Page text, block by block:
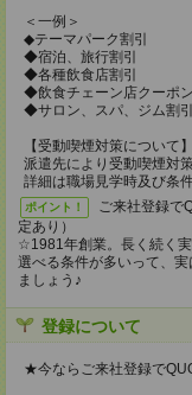
＜一例＞
◆テーマパーク割引
◆宿泊、旅行割引
◆各種飲食店割引
◆飲食チェーン店クーポン
◆サロン、スパ、ジム割
【受動喫煙対策について】
派遣先により受動喫煙対
詳細は職場見学時及び条
ポイント！
ご来社登録で
定あり）
☆1981年創業。長く続く
選べる条件が多いって、
ましょう♪
登録について
★今ならご来社登録で